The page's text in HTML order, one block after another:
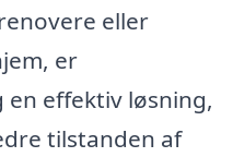
eller
er
effektiv løsning,
tilstanden af